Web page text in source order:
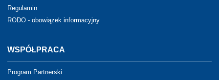
Regulamin
RODO - obowiązek informacyjny
WSPÓŁPRACA
Program Partnerski